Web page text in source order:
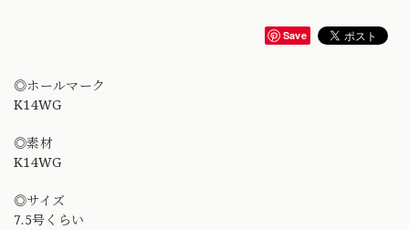
Save
◎ホールマーク
K14WG
◎素材
K14WG
◎サイズ
7.5号くらい